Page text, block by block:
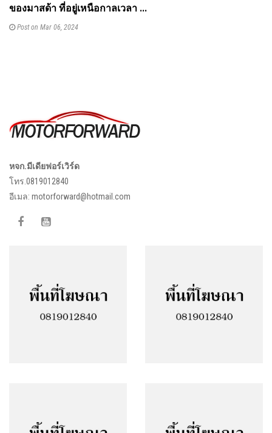
ของมาสด้า ที่อยู่เหนือกาลเวลา ...
Post on Mar 06, 2024
หจก.มีเดียฟอร์เวิร์ด
โทร.0819012840
อีเมล: motorforward@hotmail.com